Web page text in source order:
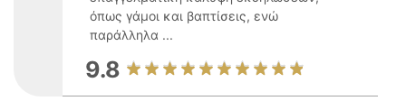
όπως γάμοι και βαπτίσεις, ενώ
παράλληλα ...
9.8